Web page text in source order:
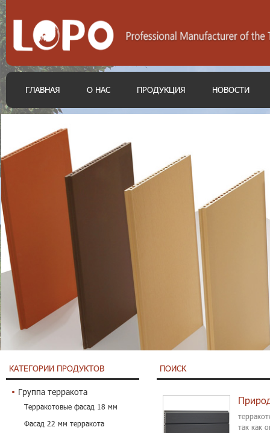
ГЛАВНАЯ О НАС ПРОДУКЦИЯ НОВОСТИ
КАТЕГОРИИ ПРОДУКТОВ
Группа терракота
Терракотовые фасад 18 мм
Фасад 22 мм терракота
ПОИСК
так как